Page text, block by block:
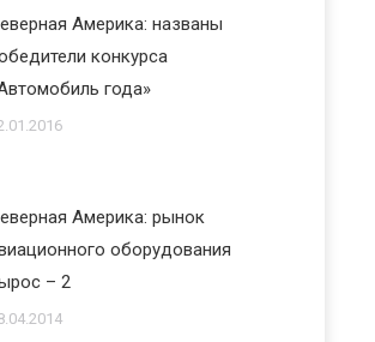
Америка: названы
конкурса
года»
Америка: рынок
оборудования
– 2